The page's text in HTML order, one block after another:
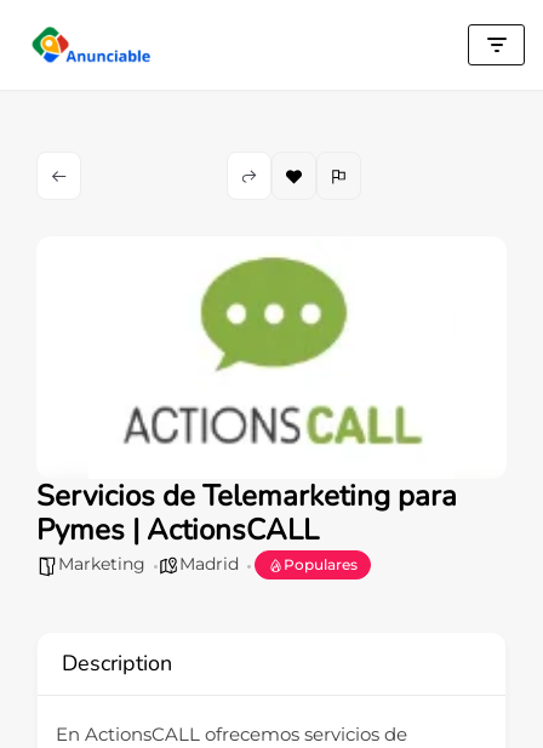
Saltar
Servicios de Telemarketing para
Pymes | ActionsCALL
Marketing Madrid Populares
Description
En ActionsCALL ofrecemos servicios de